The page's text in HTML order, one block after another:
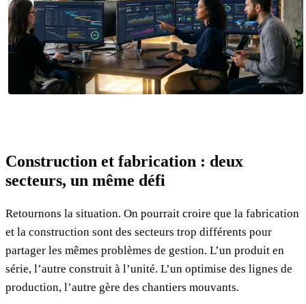
Construction et fabrication : deux
secteurs, un même défi
Retournons la situation. On pourrait croire que la fabrication
et la construction sont des secteurs trop différents pour
partager les mêmes problèmes de gestion. L’un produit en
série, l’autre construit à l’unité. L’un optimise des lignes de
production, l’autre gère des chantiers mouvants.